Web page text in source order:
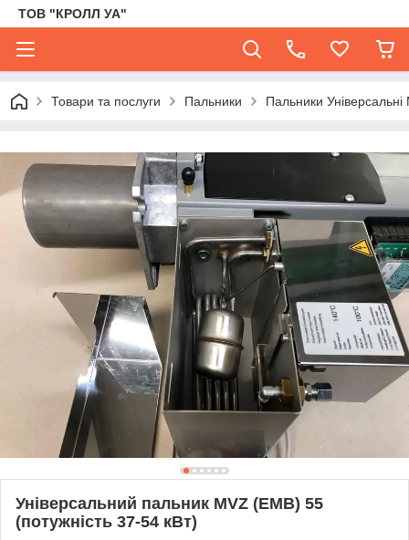
ТОВ "КРОЛЛ УА"
Товари та послуги Пальники Пальники
Універсальний пальник MVZ (EMB) 55
(потужність 37-54 кВт)